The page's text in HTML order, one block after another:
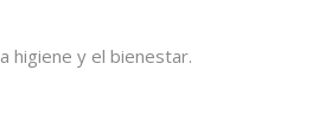
higiene y el bienestar.